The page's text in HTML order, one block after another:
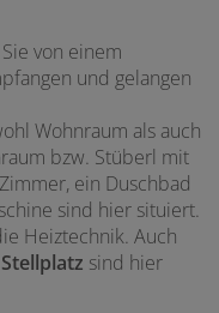
von einem
und gelangen
Wohnraum als auch
bzw. Stüberl mit
ein Duschbad
sind hier situiert.
Heiztechnik. Auch
sind hier